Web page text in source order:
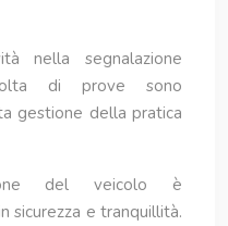
nella segnalazione
di prove sono
gestione della pratica
del veicolo è
sicurezza e tranquillità.